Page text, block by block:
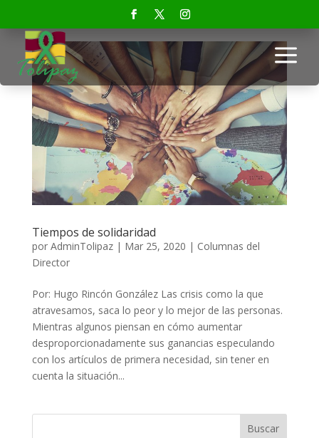
a
Tiempos de solidaridad
por AdminTolipaz| Mar 25, 2020 | Columnas del
Director
Por: Hugo Rincón González ​Las crisis como la que
atravesamos, saca lo peor y lo mejor de las personas.
Mientras algunos piensan en cómo aumentar
desproporcionadamente sus ganancias especulando
con los artículos de primera necesidad, sin tener en
cuenta la situación...
Buscar